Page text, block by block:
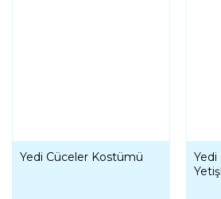
Yedi Cüceler Kostümü